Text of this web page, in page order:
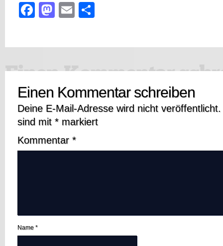
Facebook
Mastodon
Email
Einen Kommentar schreiben
Deine E-Mail-Adresse wird nicht veröffentlicht.
sind mit * markiert
Kommentar *
Name *